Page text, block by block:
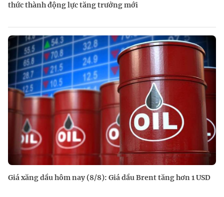
thức thành động lực tăng trưởng mới
Giá xăng dầu hôm nay (8/8): Giá dầu Brent tăng hơn 1 USD